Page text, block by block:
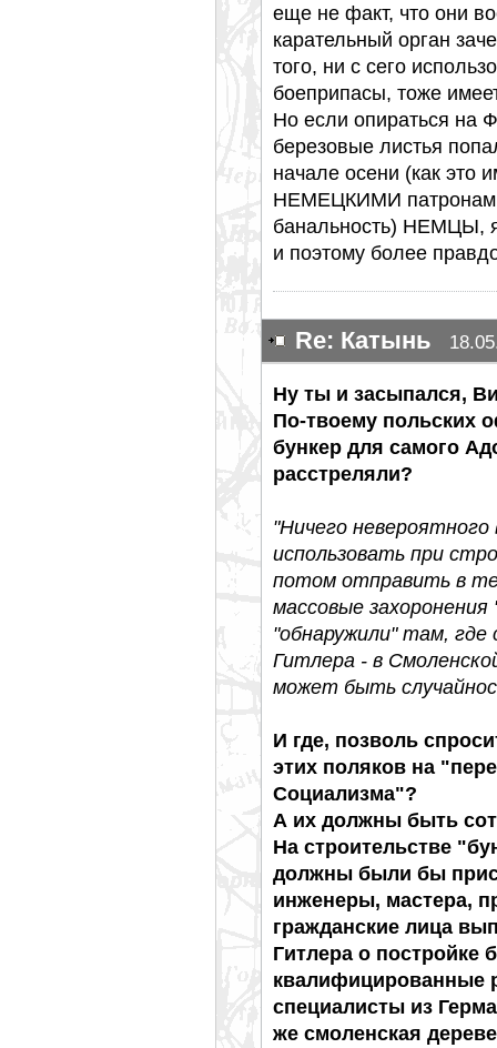
еще не факт, что они
карательный орган
того, ни с сего
боеприпасы, тоже
Но если опираться на
березовые листья
начале осени (как это
НЕМЕЦКИМИ патронами
банальность) НЕМЦЫ,
и поэтому более
Re: Катынь
Ну ты и засыпался,
По-твоему польских
бункер для самого
расстреляли?
"Ничего
использовать при
потом отправить в
массовые
"обнаружили" там, где
Гитлера - в
может быть
И где, позволь
этих поляков на
Социализма"?
А их должны быть
На строительстве
должны были бы
инженеры, мастера,
гражданские лица
Гитлера о постройке
квалифицированные
специалисты из
же смоленская